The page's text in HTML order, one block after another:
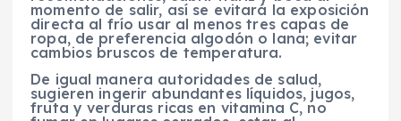
momento de salir, así se evitará la exposición
directa al frío usar al menos tres capas de
ropa, de preferencia algodón o lana; evitar
cambios bruscos de temperatura.
De igual manera autoridades de salud,
sugieren ingerir abundantes líquidos, jugos,
fruta y verduras ricas en vitamina C, no